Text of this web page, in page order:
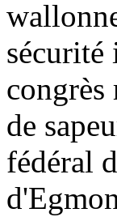
sécurité
congrès
de
fédéral